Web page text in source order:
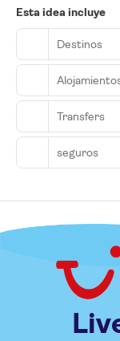
Esta idea incluye
Destinos
Transfers
seguros